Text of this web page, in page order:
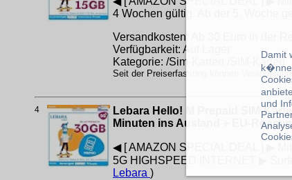
4 Wochen gültig. Ab der 5. Woche
Versandkosten: Ab 30 Euro in der
Verfügbarkeit: Auf Lager
Kategorie: /Sim-Karten /SIM-Karten
Seit der Preiserfassung können
4
Lebara Hello! M Prepaid SIM-
Minuten ins Ausland + EU-
◀ [ AMAZON SPECIAL DEAL ] ▶
5G HIGHSPEED INTERNET ▶
Lebara )
Damit
und